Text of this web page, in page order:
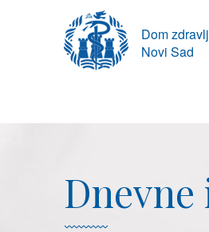
Dom
Novi Sad